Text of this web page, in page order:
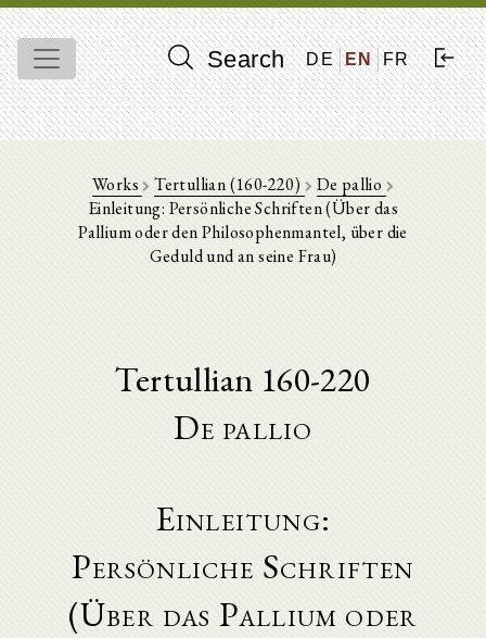
Search DE EN FR
Works Tertullian (160-220)
De pallio
Einleitung: Persönliche Schriften (Über das
Pallium oder den Philosophenmantel, über die
Geduld und an seine Frau)
Tertullian 160-220
De pallio
Einleitung:
Persönliche Schriften
(Über das Pallium oder